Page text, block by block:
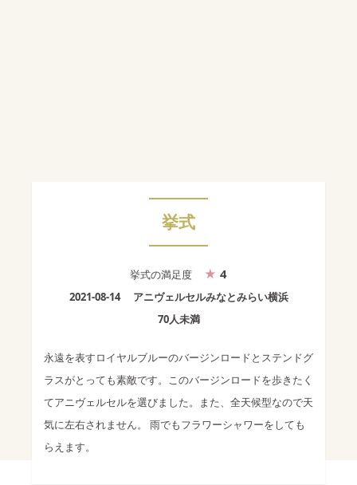
挙式
挙式の満足度 4
2021-08-14
アニヴェルセルみなとみらい横浜
70人未満
永遠を表すロイヤルブルーのバージンロードとステンドグ
ラスがとっても素敵です。このバージンロードを歩きたく
てアニヴェルセルを選びました。また、全天候型なので天
気に左右されません。 雨でもフラワーシャワーをしても
らえます。